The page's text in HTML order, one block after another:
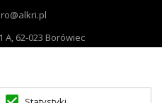
A, 62-023 Borówiec